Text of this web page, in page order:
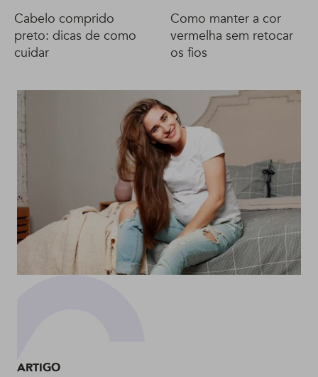
Cabelo comprido
preto: dicas de como
cuidar
Como manter a cor
vermelha sem retocar
os fios
ARTIGO